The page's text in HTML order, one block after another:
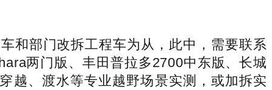
和部门改拆工程车为从，此中，需要联系
两门版、丰田普拉多2700中东版、长城
越、渡水等专业越野场景实测，或加拆实